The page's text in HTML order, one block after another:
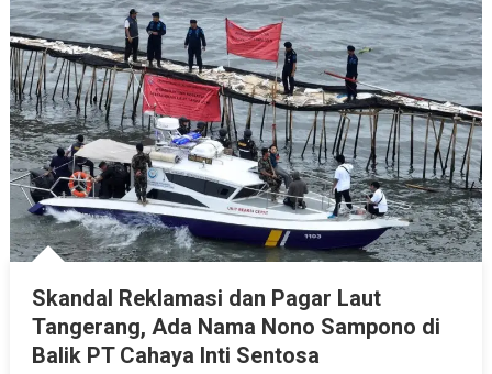
Skandal Reklamasi dan Pagar Laut
Tangerang, Ada Nama Nono Sampono di
Balik PT Cahaya Inti Sentosa